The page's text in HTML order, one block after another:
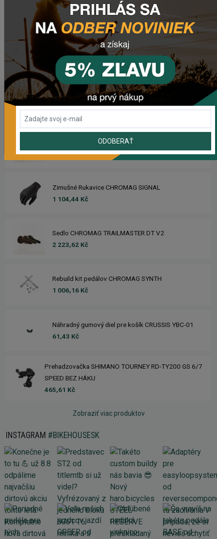
Zanechajte nám
email, správu naFacebooku
využite nášchat(zelené tlačidlo vpravo dole).
WEBOVÁ STRÁNKA VÝROBCU
www.michelinman.com
POSLEDNÉ PRIDANÉ PRODUKTY
Sedlo CHROMAG LIMBER
2 420,18 Kč
Zimušné Rukavice CHROMAG SIGNAL
1 104,44 Kč
Sedlo CHROMAG TRAILMASTER DT V2
2 223,62 Kč
Rebuild kit pedálov CHROMAG SYNTH
1 006,16 Kč
Náhradný gumový diel pre košík CRUSSIS YBC-01
61,43 Kč
Prehadzovačka SHIMANO TOURNEY RD-TY200 GS 6/7
SPEED BEZ HÁKU
465,61 Kč
Zobraziť viac produktov
INSTAGRAM #BIKEHOUSESK
ODOBERAŤ